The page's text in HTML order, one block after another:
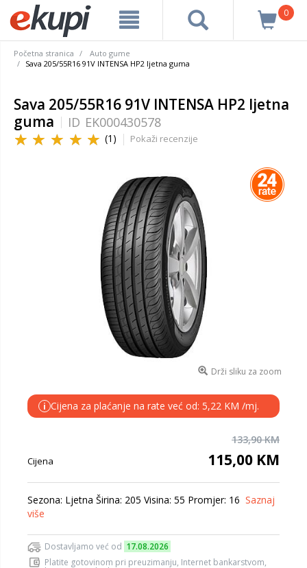
0
Početna stranica
Auto gume
Sava 205/55R16 91V INTENSA HP2 ljetna guma
Sava 205/55R16 91V INTENSA HP2 ljetna
guma
ID EK000430578
(1) Pokaži recenzije
Drži sliku za zoom
i Cijena za plaćanje na rate već od: 5,22 KM /mj.
133,90 KM
Cijena 115,00 KM
Sezona: Ljetna Širina: 205 Visina: 55 Promjer: 16 Saznaj
više
Dostavljamo već od 17.08.2026
Platite gotovinom pri preuzimanju, Internet bankarstvom,